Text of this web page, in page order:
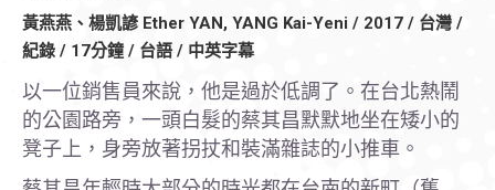
黃燕燕、楊凱諺 Ether YAN, YANG Kai-Yeni / 2017 / 台灣 /
紀錄 / 17分鐘 / 台語 / 中英字幕
以一位銷售員來說，他是過於低調了。在台北熱鬧
的公園路旁，一頭白髮的蔡其昌默默地坐在矮小的
凳子上，身旁放著拐扙和裝滿雜誌的小推車。